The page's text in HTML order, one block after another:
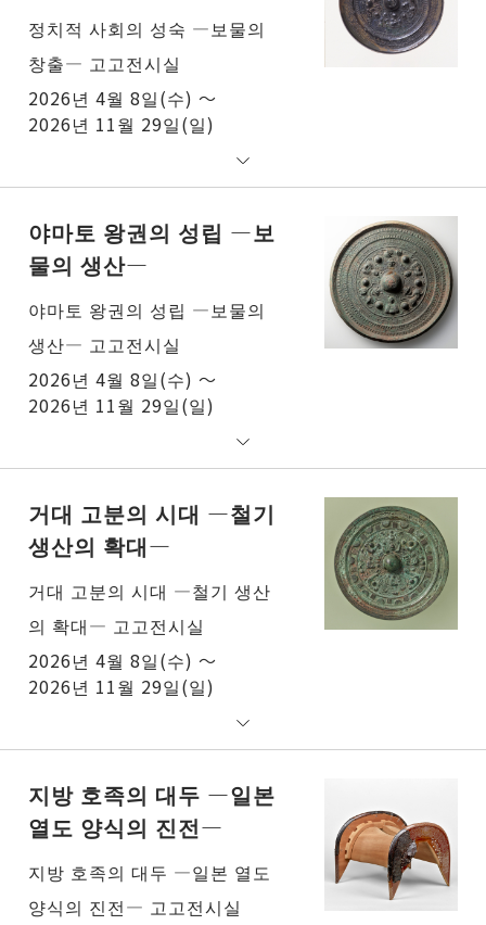
정치적 사회의 성숙 ―보물의
창출― 고고전시실
2026년 4월 8일(수) ～
2026년 11월 29일(일)
야마토 왕권의 성립 ―보
물의 생산―
야마토 왕권의 성립 ―보물의
생산― 고고전시실
2026년 4월 8일(수) ～
2026년 11월 29일(일)
거대 고분의 시대 ―철기
생산의 확대―
거대 고분의 시대 ―철기 생산
의 확대― 고고전시실
2026년 4월 8일(수) ～
2026년 11월 29일(일)
지방 호족의 대두 ―일본
열도 양식의 진전―
지방 호족의 대두 ―일본 열도
양식의 진전― 고고전시실